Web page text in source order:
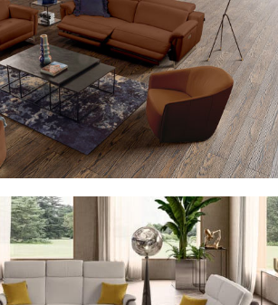
d'angle chauffeuse 1 place et pouf.
ROLAND (DROIT)
relax électriques bimoteurs en cuir coloris cuoio